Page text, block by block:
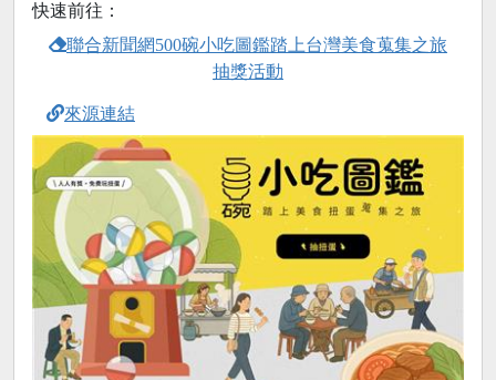
快速前往：
聯合新聞網500碗小吃圖鑑踏上台灣美食蒐集之旅
抽獎活動
來源連結